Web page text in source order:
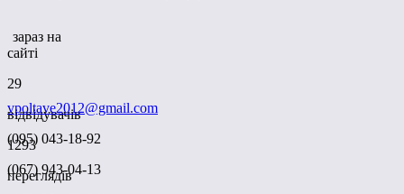
зараз на
сайті
29
відвідувачів
1293
переглядів
vpoltave2012@gmail.com
(095) 043-18-92
(067) 943-04-13